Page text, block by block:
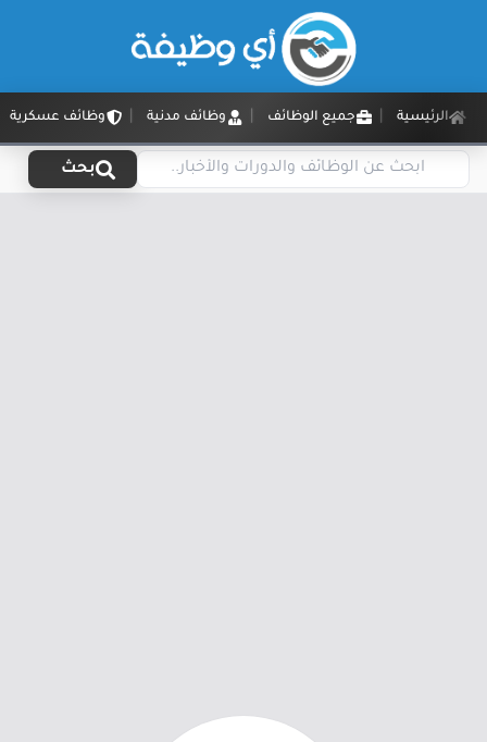
الرئيسية جميع الوظائف وظائف مدنية وظائف عسكرية
بحث